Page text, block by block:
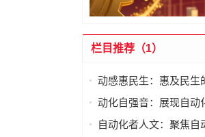
栏目推荐（1）
动感惠民生：惠及民生
动化自强音：展现自动
进步发出的响亮声音
自动化者人文：聚焦自